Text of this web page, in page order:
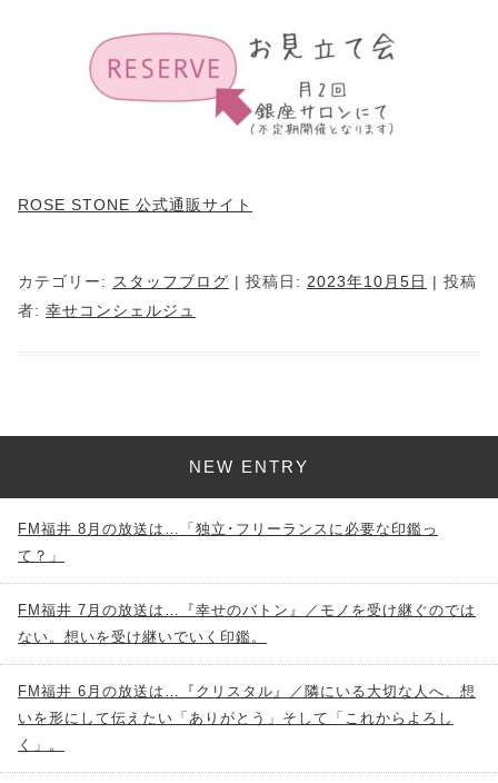
ROSE STONE 公式通販サイト
カテゴリー: スタッフブログ | 投稿日: 2023年10月5日 | 投稿
者: 幸せコンシェルジュ
NEW ENTRY
FM福井 8月の放送は…「独立･フリーランスに必要な印鑑っ
て？」
FM福井 7月の放送は…『幸せのバトン』／モノを受け継ぐのでは
ない。想いを受け継いでいく印鑑。
FM福井 6月の放送は…『クリスタル』／隣にいる大切な人へ、想
いを形にして伝えたい「ありがとう」そして「これからよろし
く」。